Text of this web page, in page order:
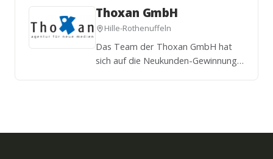
Thoxan GmbH
Hille-Rothenuffeln
Das Team der Thoxan GmbH hat
sich auf die Neukunden-Gewinnung